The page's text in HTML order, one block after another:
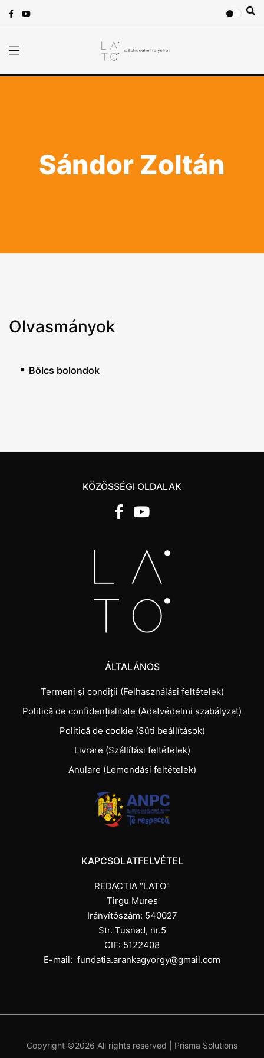
Sándor Zoltán
Olvasmányok
Bölcs bolondok
KÖZÖSSÉGI OLDALAK
ÁLTALÁNOS
Termeni și condiții (Felhasználási feltételek)
Politică de confidențialitate (Adatvédelmi szabályzat)
Politică de cookie (Süti beállítások)
Livrare (Szállítási feltételek)
Anulare (Lemondási feltételek)
KAPCSOLATFELVÉTEL
REDACTIA "LATO"
Tirgu Mures
Irányítószám: 540027
Str. Tusnad, nr.5
CIF: 5122408
E-mail: fundatia.arankagyorgy@gmail.com
Copyright ©2026 All rights reserved | Prisma Solutions